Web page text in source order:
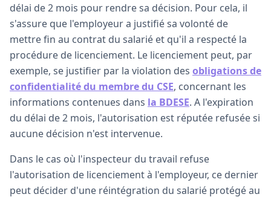
délai de 2 mois pour rendre sa décision. Pour cela, il
s'assure que l'employeur a justifié sa volonté de
mettre fin au contrat du salarié et qu'il a respecté la
procédure de licenciement. Le licenciement peut, par
exemple, se justifier par la violation des obligations de
confidentialité du membre du CSE, concernant les
informations contenues dans la BDESE. A l'expiration
du délai de 2 mois, l'autorisation est réputée refusée si
aucune décision n'est intervenue.
Dans le cas où l'inspecteur du travail refuse
l'autorisation de licenciement à l'employeur, ce dernier
peut décider d'une réintégration du salarié protégé au